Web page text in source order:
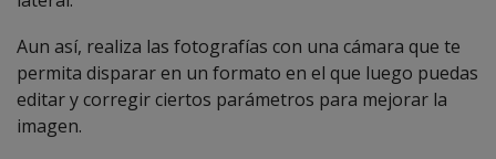
Aun así, realiza las fotografías con una cámara que te
permita disparar en un formato en el que luego puedas
editar y corregir ciertos parámetros para mejorar la
imagen.